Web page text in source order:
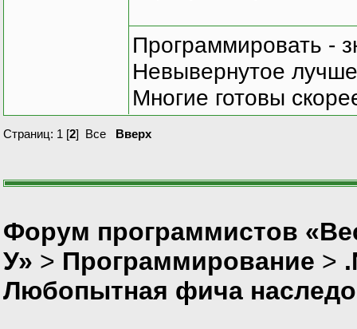
Программировать -
Невывернутое
Многие готовы
Страниц: 1 [2] Все Вверх
Форум программистов
У» > Программирование >
Любопытная фича